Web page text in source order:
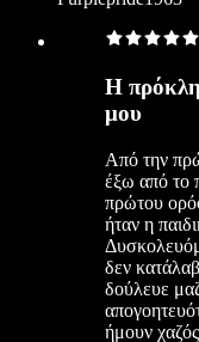
Η
μου
Από την
έξω από το
πρώτου
ήταν η
δεν
δούλευε
ήμουν